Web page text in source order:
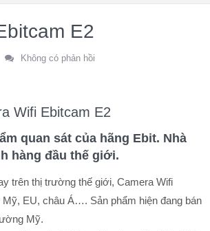
E2
Không có phản hồi
Wifi Ebitcam E2
quan sát của hãng Ebit. Nhà
hàng đầu thế giới.
trên thị trường thế giới, Camera Wifi
EU, châu Á…. Sản phẩm hiện đang bán
Mỹ.